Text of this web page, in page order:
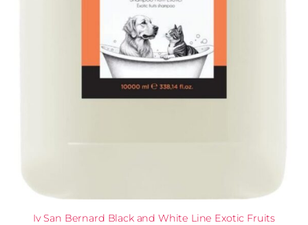
Iv San Bernard Black and White Line Exotic Fruits